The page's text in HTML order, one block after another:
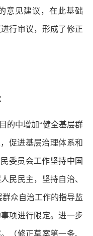
意见建议，在此基础
行审议，形成了修正
的中增加“健全基层群
促进基层治理体系和
委员会工作坚持中国
民民主，坚持自治、
众自治工作的指导监
项进行限定。进一步
（修正草案第一条、